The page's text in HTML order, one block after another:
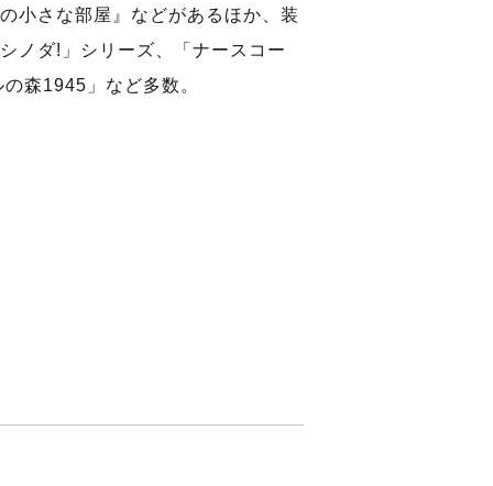
小さな部屋』などがあるほか、装
ノダ!」シリーズ、「ナースコー
森1945」など多数。